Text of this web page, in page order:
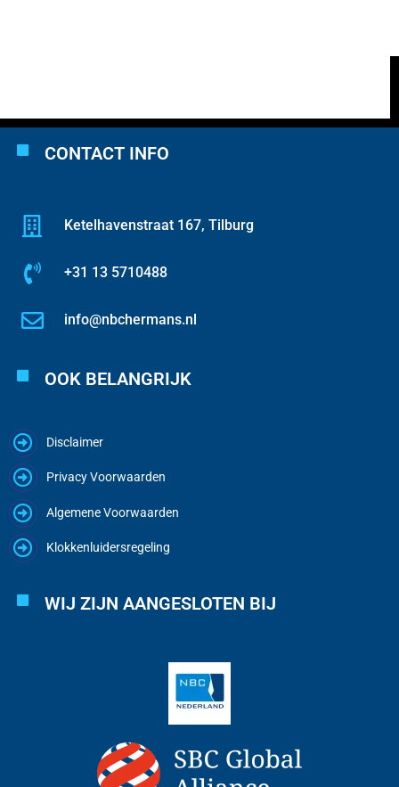
CONTACT INFO
Ketelhavenstraat 167, Tilburg
+31 13 5710488
info@nbchermans.nl
OOK BELANGRIJK
Disclaimer
Privacy Voorwaarden
Algemene Voorwaarden
Klokkenluidersregeling
WIJ ZIJN AANGESLOTEN BIJ